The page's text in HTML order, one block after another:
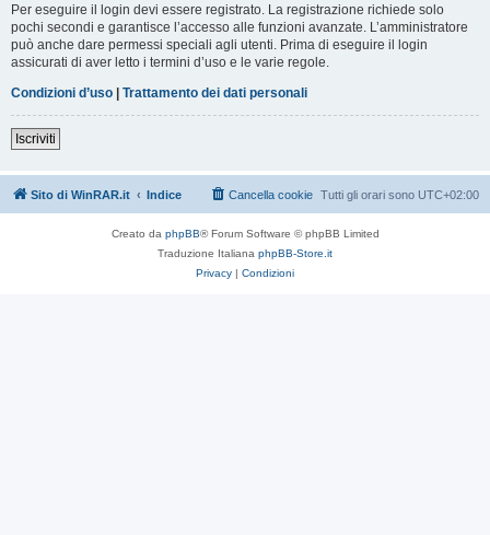
Per eseguire il login devi essere registrato. La registrazione richiede solo
pochi secondi e garantisce l’accesso alle funzioni avanzate. L’amministratore
può anche dare permessi speciali agli utenti. Prima di eseguire il login
assicurati di aver letto i termini d’uso e le varie regole.
Condizioni d’uso | Trattamento dei dati personali
Iscriviti
Sito di WinRAR.it Indice Tutti gli orari sono UTC+02:00
Cancella cookie
Creato da phpBB® Forum Software © phpBB Limited
Traduzione Italiana phpBB-Store.it
Privacy | Condizioni